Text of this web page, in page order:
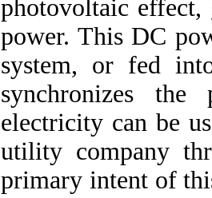
photovoltaic effect,
power. This DC
system, or fed
synchronizes
electricity can be
utility company
primary intent of